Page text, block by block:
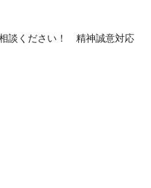
談ください！ 精神誠意対応